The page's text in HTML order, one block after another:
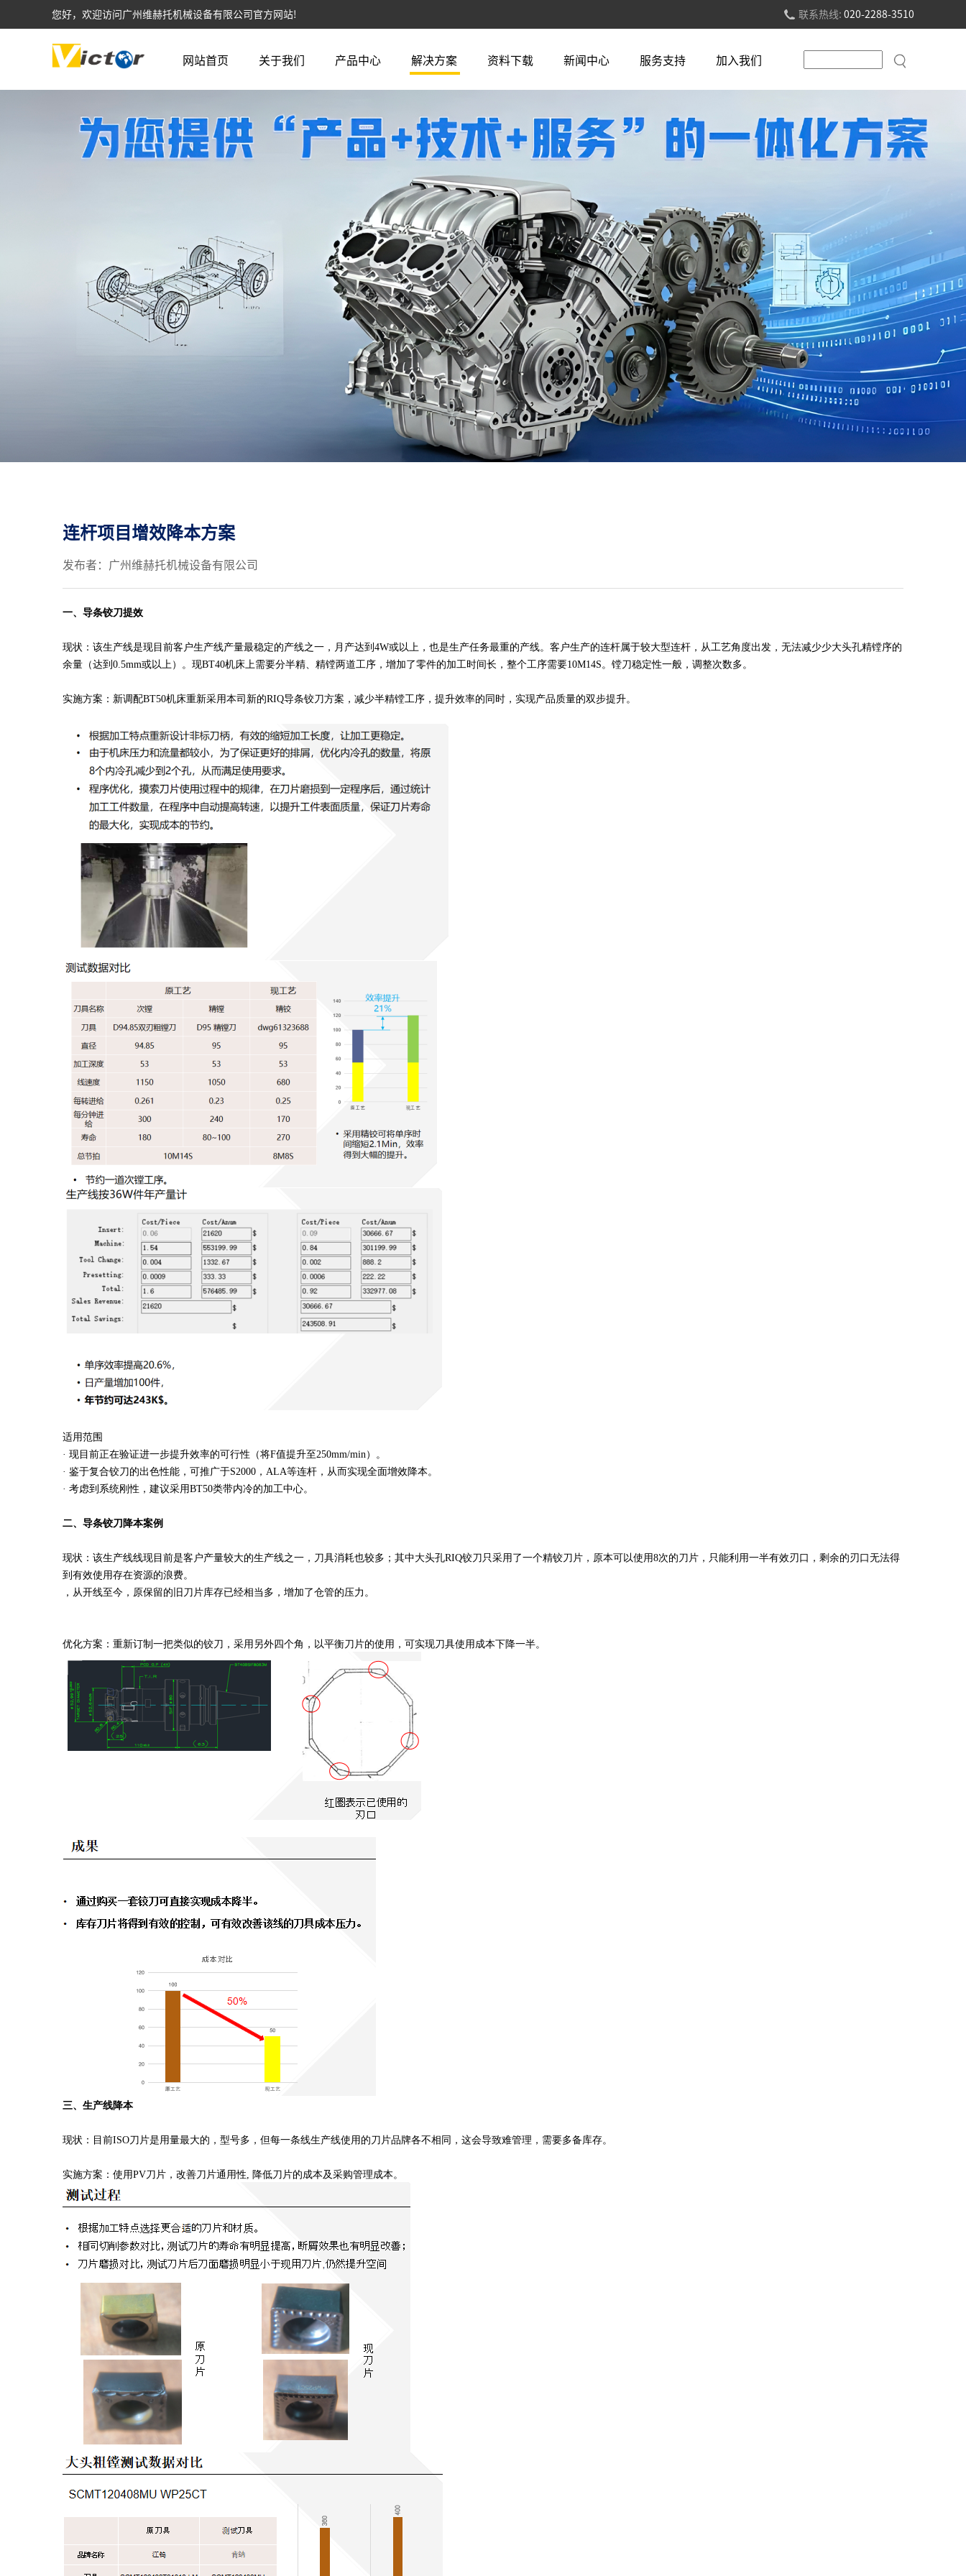
您好，欢迎访问广州维赫托机械设备有限公司官方网站! 联系热线: 020-2288-3510
网站首页 关于我们 产品中心 解决方案 资料下载 新闻中心 服务支持 加入我们
连杆项目增效降本方案
发布者：广州维赫托机械设备有限公司
一、 导条铰刀提效
现状：该生产线是现目前客户生产线产量最稳定的产线之一，月产达到4W或以上，也是生产任务最重的产线。客户生产的连杆属于较大型连杆，从工艺角度出发，无法减少少大头孔精镗序的
余量（达到0.5mm或以上）。现BT40机床上需要分半精、精镗两道工序，增加了零件的加工时间长，整个工序需要10M14S。镗刀稳定性一般，调整次数多。
实施方案：新调配BT50机床重新采用本司新的RIQ导条铰刀方案，减少半精镗工序，提升效率的同时，实现产品质量的双步提升。
适用范围
· 现目前正在验证进一步提升效率的可行性（将F值提升至250mm/min）。
· 鉴于复合铰刀的出色性能，可推广于S2000，ALA等连杆，从而实现全面增效降本。
· 考虑到系统刚性，建议采用BT50类带内冷的加工中心。
二、导条铰刀降本案例
现状：该生产线线现目前是客户产量较大的生产线之一，刀具消耗也较多；其中大头孔RIQ铰刀只采用了一个精铰刀片，原本可以使用8次的刀片，只能利用一半有效刃口，剩余的刃口无法得
到有效使用存在资源的浪费。
，从开线至今，原保留的旧刀片库存已经相当多，增加了仓管的压力。
优化方案：重新订制一把类似的铰刀，采用另外四个角，以平衡刀片的使用，可实现刀具使用成本下降一半。
三、生产线降本
现状：目前ISO刀片是用量最大的，型号多，但每一条线生产线使用的刀片品牌各不相同，这会导致难管理，需要多备库存。
实施方案：使用PV刀片，改善刀片通用性, 降低刀片的成本及采购管理成本。